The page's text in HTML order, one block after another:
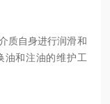
质自身进行润滑和
油和注油的维护工